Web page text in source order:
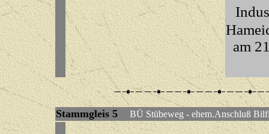
am
Stammgleis 5 BÜ Stübeweg - ehem.Anschluß